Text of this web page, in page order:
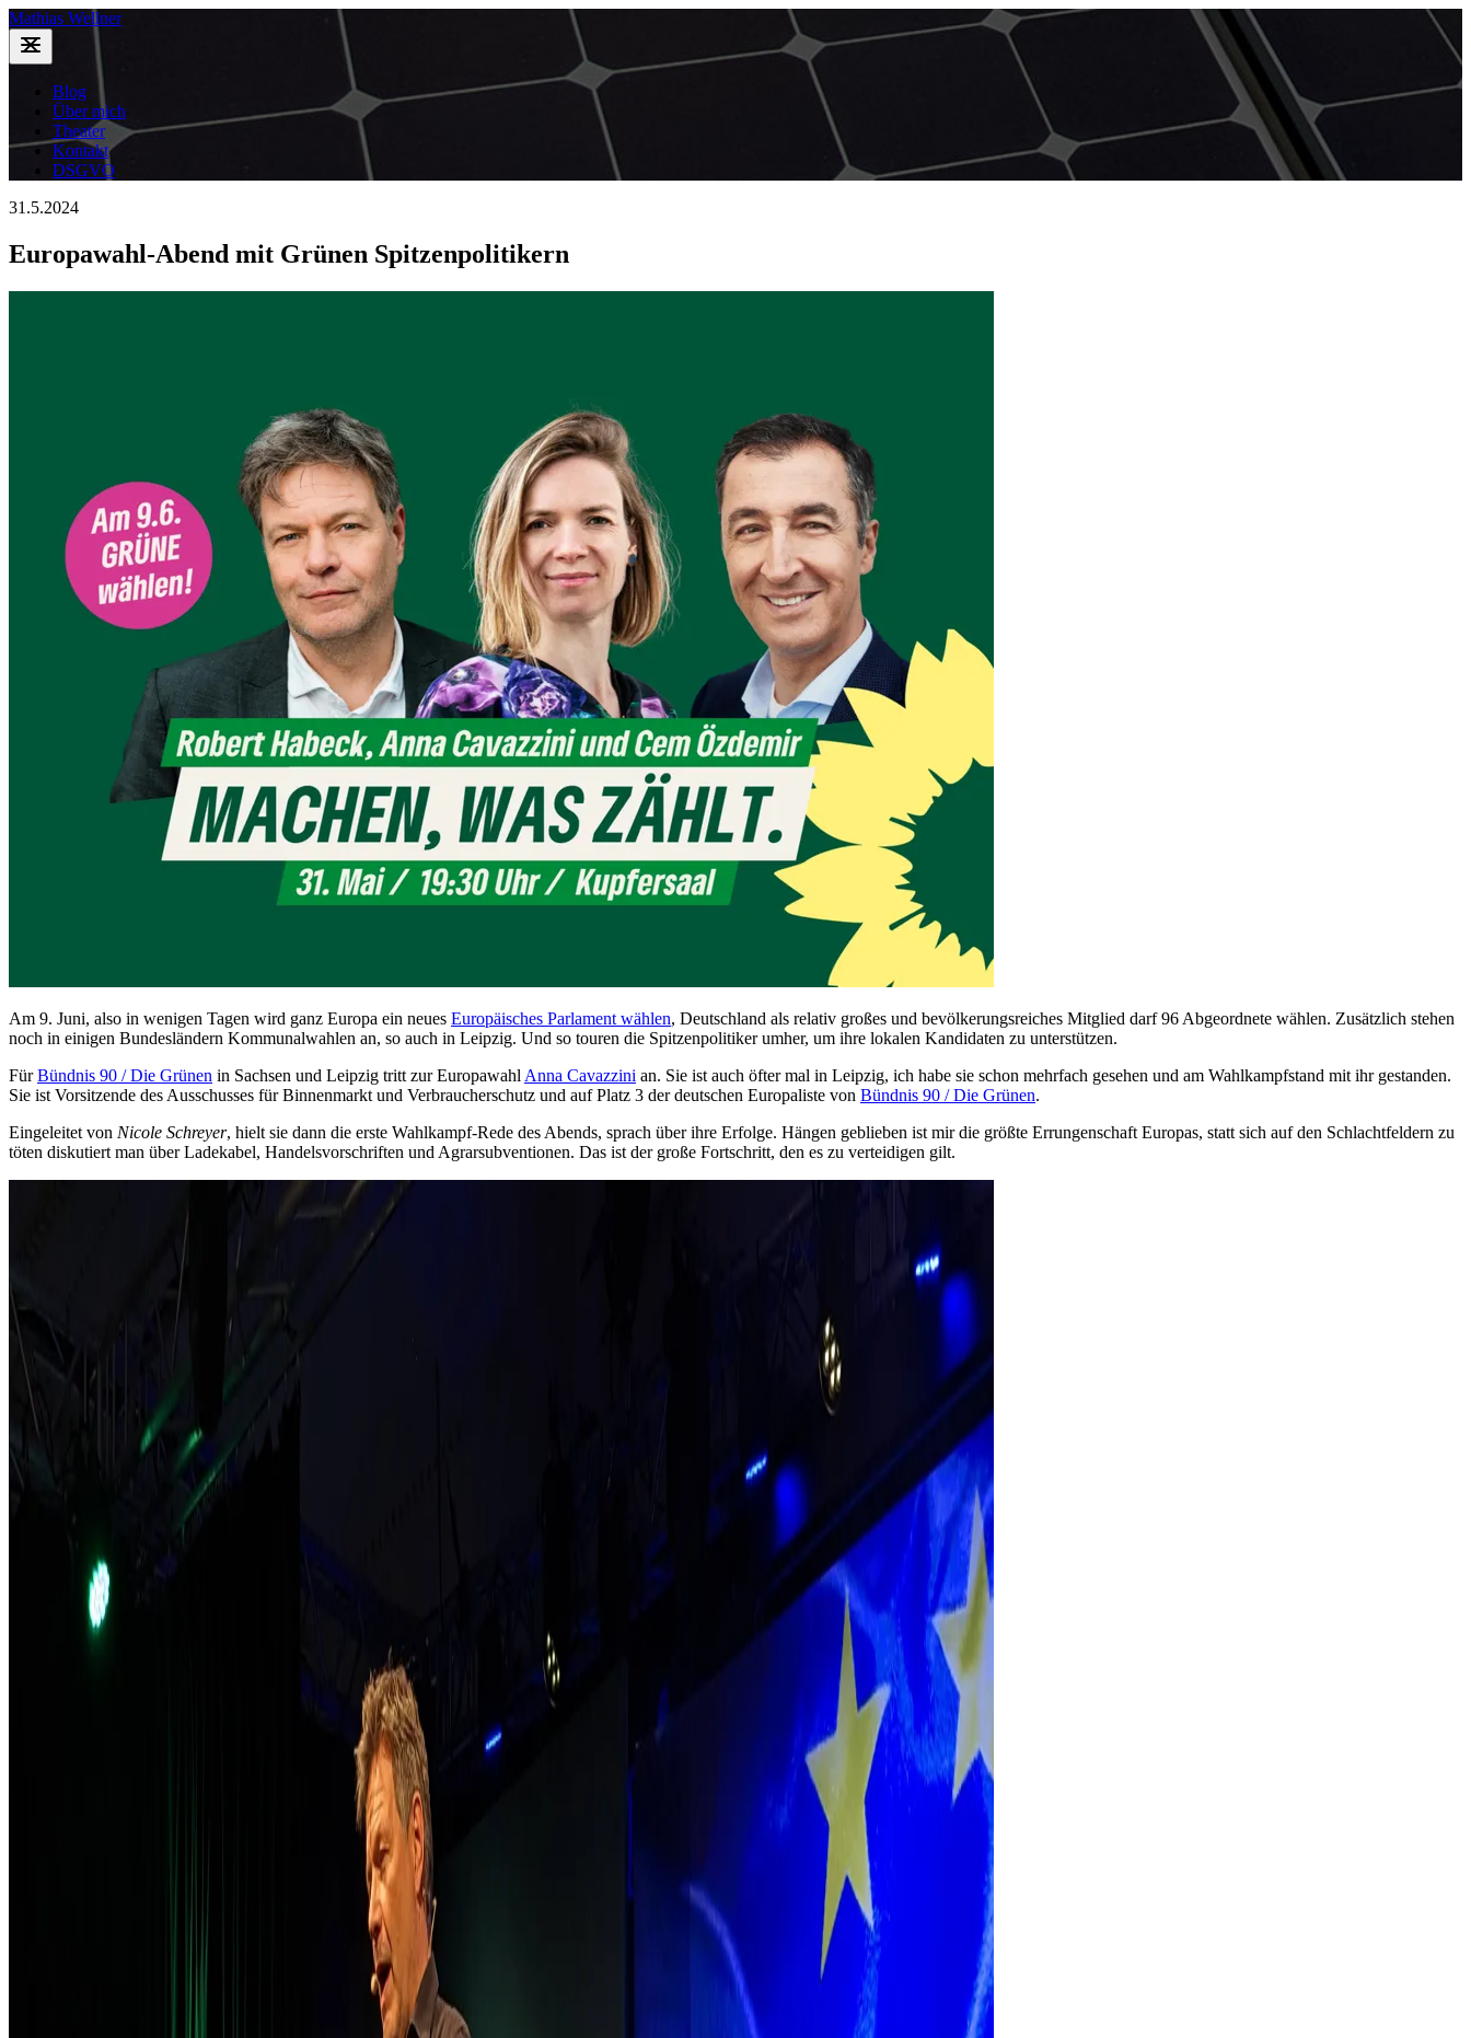
Mathias Wellner
Blog
Über mich
Theater
Kontakt
DSGVO
31.5.2024
Europawahl-Abend mit Grünen Spitzenpolitikern
Am 9. Juni, also in wenigen Tagen wird ganz Europa ein neues Europäisches Parlament wählen, Deutschland als relativ großes und bevölkerungsreiches Mitglied darf 96 Abgeordnete wählen. Zusätzlich stehen
noch in einigen Bundesländern Kommunalwahlen an, so auch in Leipzig. Und so touren die Spitzenpolitiker umher, um ihre lokalen Kandidaten zu unterstützen.
FürBündnis 90 / Die Grünen in Sachsen und Leipzig tritt zur Europawahl Anna Cavazzini an. Sie ist auch öfter mal in Leipzig, ich habe sie schon mehrfach gesehen und am Wahlkampfstand mit ihr gestanden.
Sie ist Vorsitzende des Ausschusses für Binnenmarkt und Verbraucherschutz und auf Platz 3 der deutschen Europaliste von Bündnis 90 / Die Grünen.
Eingeleitet von Nicole Schreyer, hielt sie dann die erste Wahlkampf-Rede des Abends, sprach über ihre Erfolge. Hängen geblieben ist mir die größte Errungenschaft Europas, statt sich auf den Schlachtfeldern zu
töten diskutiert man über Ladekabel, Handelsvorschriften und Agrarsubventionen. Das ist der große Fortschritt, den es zu verteidigen gilt.